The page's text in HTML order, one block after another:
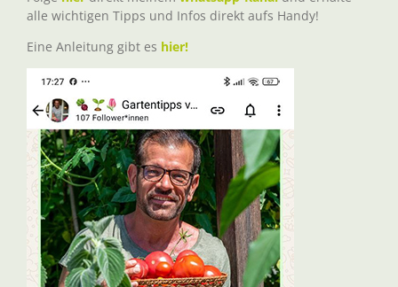
alle wichtigen Tipps und Infos direkt aufs Handy!
Eine Anleitung gibt es hier!